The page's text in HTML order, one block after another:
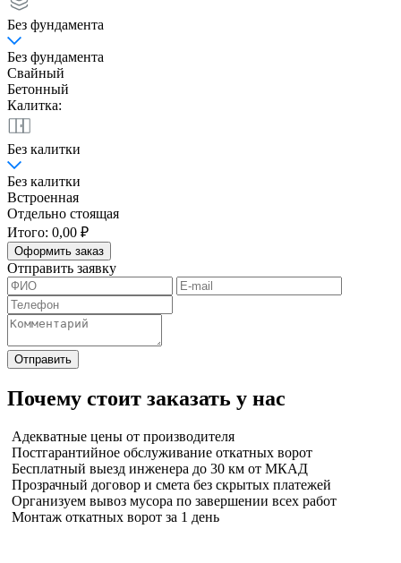
Без фундамента
Без фундамента
Свайный
Бетонный
Калитка:
Без калитки
Без калитки
Встроенная
Отдельно стоящая
Итого: 0,00 ₽
Оформить заказ
Отправить заявку
Почему стоит заказать у нас
Адекватные цены от производителя
Постгарантийное обслуживание откатных ворот
Бесплатный выезд инженера до 30 км от МКАД
Прозрачный договор и смета без скрытых платежей
Организуем вывоз мусора по завершении всех работ
Монтаж откатных ворот за 1 день